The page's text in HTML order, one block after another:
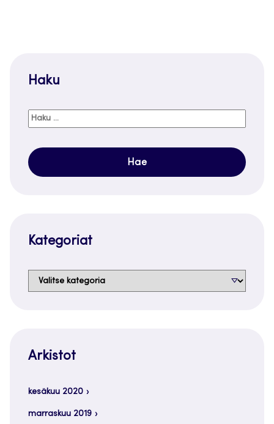
Haku
Haku:
Kategoriat
Kategoriat
Arkistot
kesäkuu 2020
marraskuu 2019